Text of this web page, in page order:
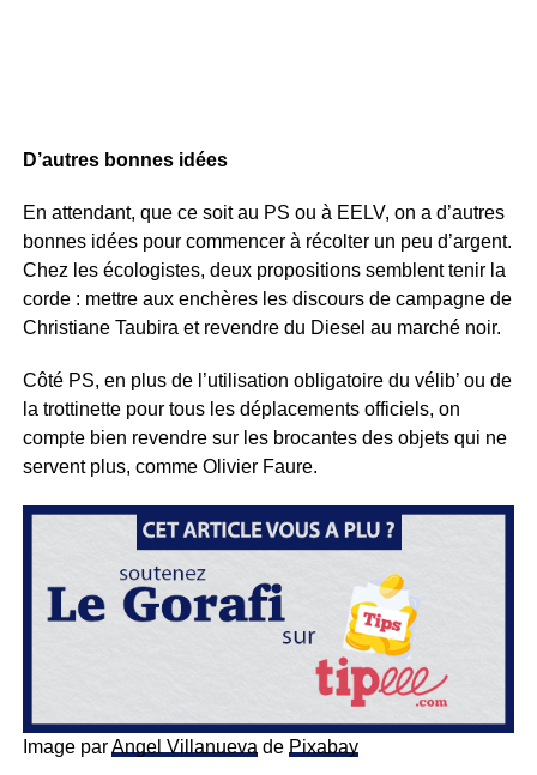
D’autres bonnes idées
En attendant, que ce soit au PS ou à EELV, on a d’autres
bonnes idées pour commencer à récolter un peu d’argent.
Chez les écologistes, deux propositions semblent tenir la
corde : mettre aux enchères les discours de campagne de
Christiane Taubira et revendre du Diesel au marché noir.
Côté PS, en plus de l’utilisation obligatoire du vélib’ ou de
la trottinette pour tous les déplacements officiels, on
compte bien revendre sur les brocantes des objets qui ne
servent plus, comme Olivier Faure.
Image parAngel Villanueva de Pixabay